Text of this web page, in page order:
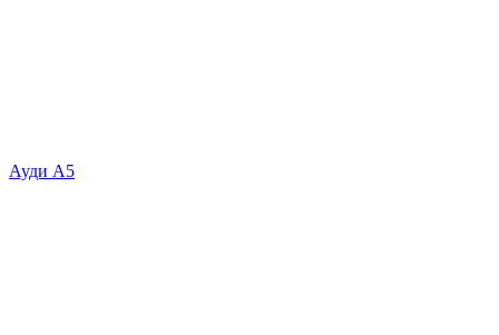
Ауди А5